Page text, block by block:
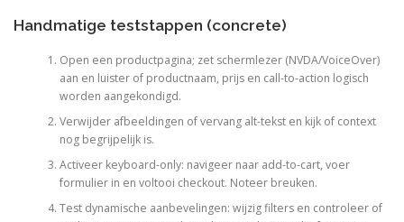
Handmatige teststappen (concrete)
Open een productpagina; zet schermlezer (NVDA/VoiceOver)
aan en luister of productnaam, prijs en call-to-action logisch
worden aangekondigd.
Verwijder afbeeldingen of vervang alt-tekst en kijk of context
nog begrijpelijk is.
Activeer keyboard-only: navigeer naar add-to-cart, voer
formulier in en voltooi checkout. Noteer breuken.
Test dynamische aanbevelingen: wijzig filters en controleer of